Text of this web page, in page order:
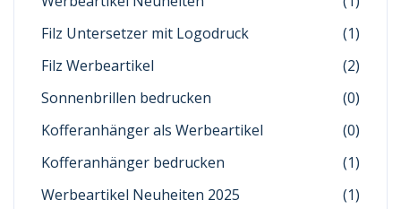
Filz Untersetzer mit Logodruck
(1)
Filz Werbeartikel
(2)
Sonnenbrillen bedrucken
(0)
Kofferanhänger als Werbeartikel
(0)
Kofferanhänger bedrucken
(1)
Werbeartikel Neuheiten 2025
(1)